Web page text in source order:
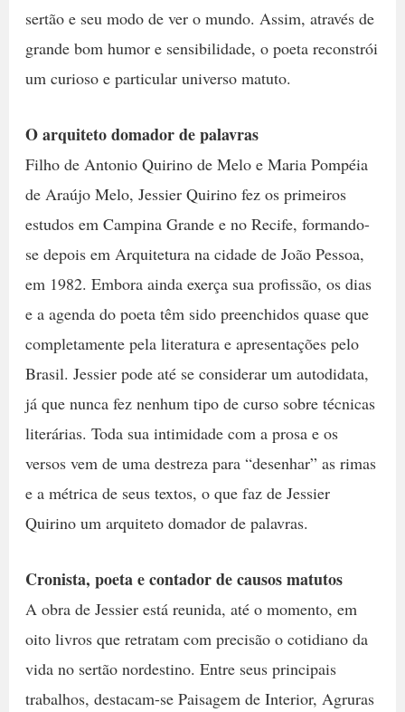
sertão e seu modo de ver o mundo. Assim, através de
grande bom humor e sensibilidade, o poeta reconstrói
um curioso e particular universo matuto.
O arquiteto domador de palavras
Filho de Antonio Quirino de Melo e Maria Pompéia
de Araújo Melo, Jessier Quirino fez os primeiros
estudos em Campina Grande e no Recife, formando-
se depois em Arquitetura na cidade de João Pessoa,
em 1982. Embora ainda exerça sua profissão, os dias
e a agenda do poeta têm sido preenchidos quase que
completamente pela literatura e apresentações pelo
Brasil. Jessier pode até se considerar um autodidata,
já que nunca fez nenhum tipo de curso sobre técnicas
literárias. Toda sua intimidade com a prosa e os
versos vem de uma destreza para “desenhar” as rimas
e a métrica de seus textos, o que faz de Jessier
Quirino um arquiteto domador de palavras.
Cronista, poeta e contador de causos matutos
A obra de Jessier está reunida, até o momento, em
oito livros que retratam com precisão o cotidiano da
vida no sertão nordestino. Entre seus principais
trabalhos, destacam-se Paisagem de Interior, Agruras